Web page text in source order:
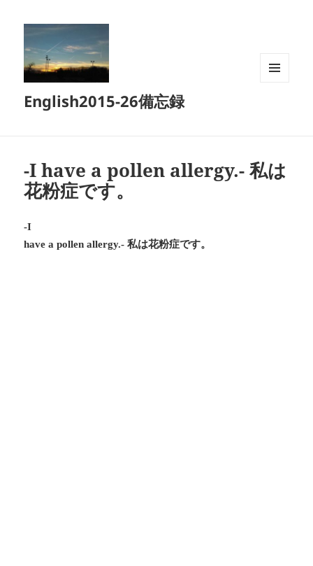
English2015-26備忘録
-I have a pollen allergy.- 私は
花粉症です。
-I
have a pollen allergy.-私は花粉症です。